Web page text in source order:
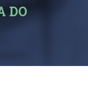
DO